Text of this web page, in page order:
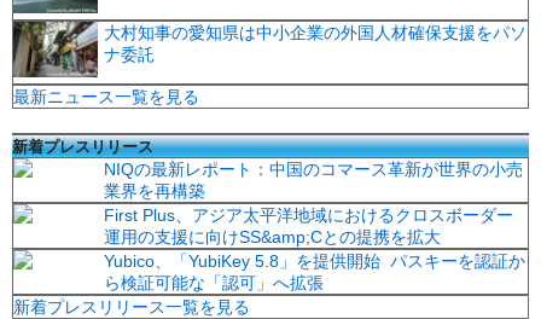
大村知事の愛知県は中小企業の外国人材確保支援をパソ
ナ委託
最新ニュース一覧を見る
新着プレスリリース
NIQの最新レポート：中国のコマース革新が世界の小売
業界を再構築
First Plus、アジア太平洋地域におけるクロスボーダー
運用の支援に向けSS&amp;Cとの提携を拡大
Yubico、「YubiKey 5.8」を提供開始 パスキーを認証か
ら検証可能な「認可」へ拡張
新着プレスリリース一覧を見る